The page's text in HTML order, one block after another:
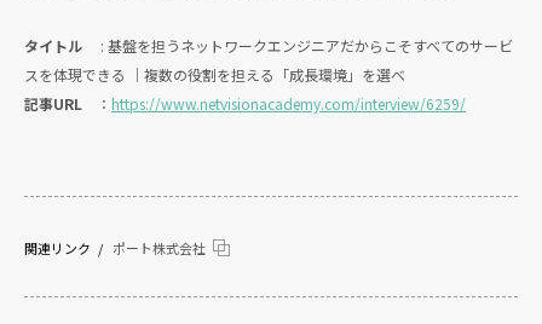
タイトル : 基盤を担うネットワークエンジニアだからこそすべてのサービ
スを体現できる ｜複数の役割を担える「成長環境」を選べ
記事URL ： https://www.netvisionacademy.com/interview/6259/
関連リンク ポート株式会社